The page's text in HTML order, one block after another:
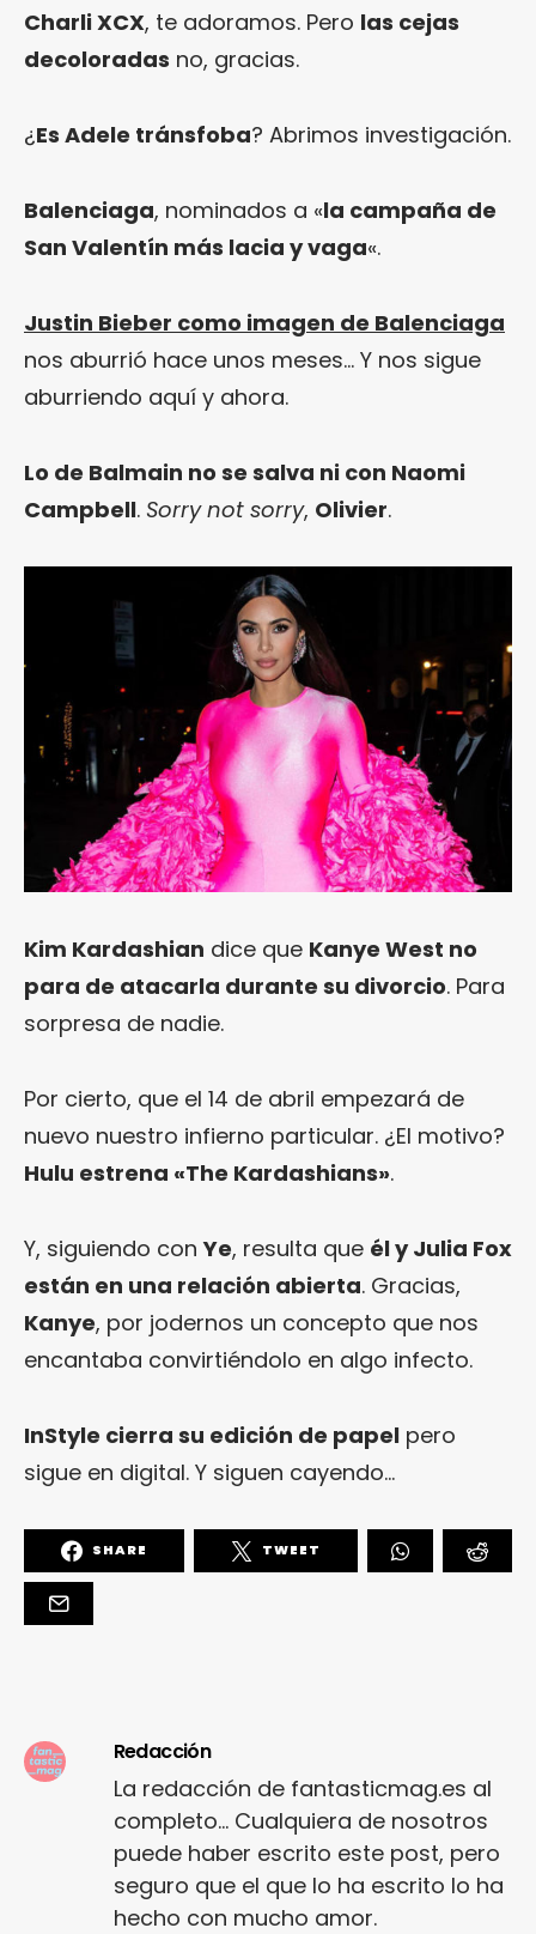
Charli XCX, te adoramos. Pero las cejas
decoloradas no, gracias.
¿Es Adele tránsfoba? Abrimos investigación.
Balenciaga, nominados a «la campaña de
San Valentín más lacia y vaga«.
Justin Bieber como imagen de Balenciaga
nos aburrió hace unos meses… Y nos sigue
aburriendo aquí y ahora.
Lo de Balmain no se salva ni con Naomi
Campbell. Sorry not sorry, Olivier.
Kim Kardashian dice que Kanye West no
para de atacarla durante su divorcio. Para
sorpresa de nadie.
Por cierto, que el 14 de abril empezará de
nuevo nuestro infierno particular. ¿El motivo?
Hulu estrena «The Kardashians».
Y, siguiendo conYe, resulta que él y Julia Fox
están en una relación abierta. Gracias,
Kanye, por jodernos un concepto que nos
encantaba convirtiéndolo en algo infecto.
InStyle cierra su edición de papel pero
sigue en digital. Y siguen cayendo…
SHARE TWEET
Redacción
La redacción de fantasticmag.es al
completo... Cualquiera de nosotros
puede haber escrito este post, pero
seguro que el que lo ha escrito lo ha
hecho con mucho amor.